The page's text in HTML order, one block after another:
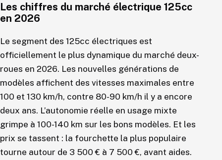
Les chiffres du marché électrique 125cc
en 2026
Le segment des 125cc électriques est
officiellement le plus dynamique du marché deux-
roues en 2026. Les nouvelles générations de
modèles affichent des vitesses maximales entre
100 et 130 km/h, contre 80-90 km/h il y a encore
deux ans. L’autonomie réelle en usage mixte
grimpe à 100-140 km sur les bons modèles. Et les
prix se tassent : la fourchette la plus populaire
tourne autour de 3 500 € à 7 500 €, avant aides.